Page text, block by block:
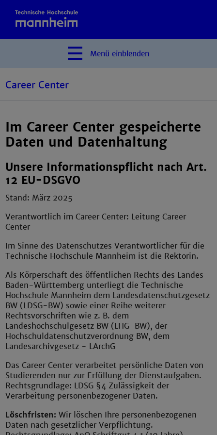
Menü einblenden
Career Center
Im Career Center gespeicherte
Daten und Datenhaltung
Unsere Informationspflicht nach Art.
12 EU-DSGVO
Stand: März 2025
Verantwortlich im Career Center: Leitung Career
Center
Im Sinne des Datenschutzes Verantwortlicher für die
Technische Hochschule Mannheim ist die Rektorin.
Als Körperschaft des öffentlichen Rechts des Landes
Baden-Württemberg unterliegt die Technische
Hochschule Mannheim dem Landesdatenschutzgesetz
BW (LDSG-BW) sowie einer Reihe weiterer
Rechtsvorschriften wie z. B. dem
Landeshochschulgesetz BW (LHG-BW), der
Hochschuldatenschutzverordnung BW, dem
Landesarchivgesetz - LArchG
Das Career Center verarbeitet persönliche Daten von
Studierenden nur zur Erfüllung der Dienstaufgaben.
Rechtsgrundlage: LDSG §4 Zulässigkeit der
Verarbeitung personenbezogener Daten.
Löschfristen: Wir löschen Ihre personenbezogenen
Daten nach gesetzlicher Verpflichtung.